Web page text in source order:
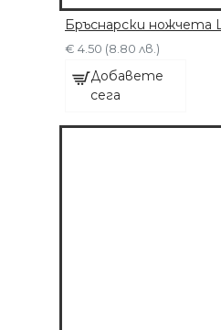
Бръснарски ножчета
€ 4.50 (8.80 лв.)
Добавете
сега